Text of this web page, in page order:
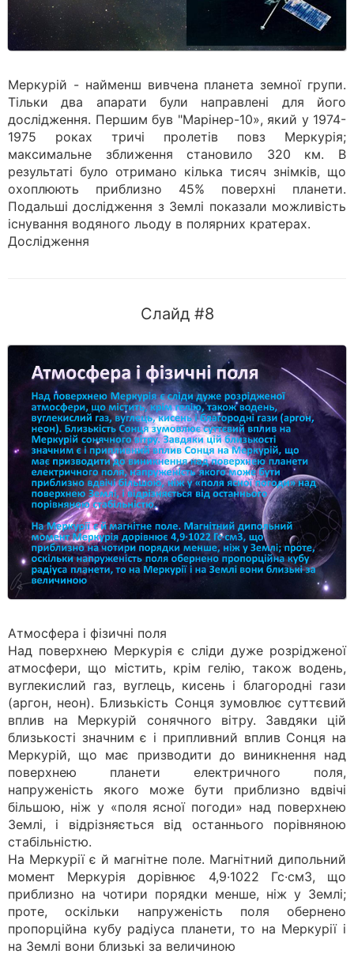
Меркурій - найменш вивчена планета земної групи.
Тільки два апарати були направлені для його
дослідження. Першим був "Марінер-10», який у 1974-
1975 роках тричі пролетів повз Меркурія;
максимальне зближення становило 320 км. В
результаті було отримано кілька тисяч знімків, що
охоплюють приблизно 45% поверхні планети.
Подальші дослідження з Землі показали можливість
існування водяного льоду в полярних кратерах.
Дослідження
Слайд #8
Атмосфера і фізичні поля
Над поверхнею Меркурія є сліди дуже розрідженої
атмосфери, що містить, крім гелію, також водень,
вуглекислий газ, вуглець, кисень і благородні гази
(аргон, неон). Близькість Сонця зумовлює суттєвий
вплив на Меркурій сонячного вітру. Завдяки цій
близькості значним є і припливний вплив Сонця на
Меркурій, що має призводити до виникнення над
поверхнею планети електричного поля,
напруженість якого може бути приблизно вдвічі
більшою, ніж у «поля ясної погоди» над поверхнею
Землі, і відрізняється від останнього порівняною
стабільністю.
На Меркурії є й магнітне поле. Магнітний дипольний
момент Меркурія дорівнює 4,9·1022 Гс·см3, що
приблизно на чотири порядки менше, ніж у Землі;
проте, оскільки напруженість поля обернено
пропорційна кубу радіуса планети, то на Меркурії і
на Землі вони близькі за величиною